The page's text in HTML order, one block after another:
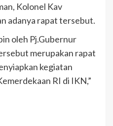
Kolonel Kav
adanya rapat tersebut.
oleh Pj.Gubernur
merupakan rapat
kegiatan
RI di IKN,”